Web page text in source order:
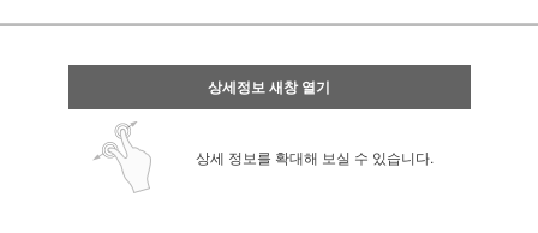
상세정보 새창 열기
상세 정보를 확대해 보실 수 있습니다.